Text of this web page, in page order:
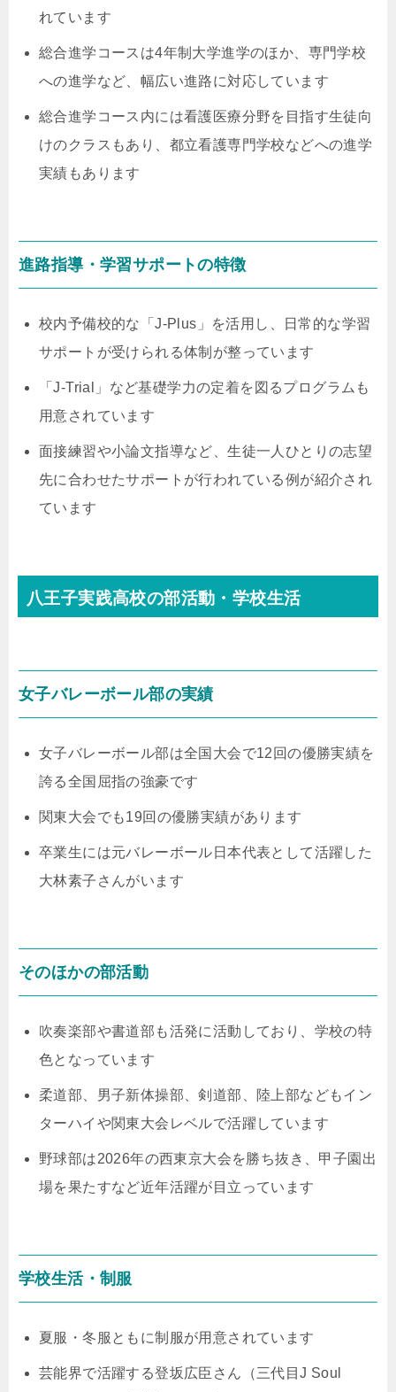
れています
総合進学コースは4年制大学進学のほか、専門学校
への進学など、幅広い進路に対応しています
総合進学コース内には看護医療分野を目指す生徒向
けのクラスもあり、都立看護専門学校などへの進学
実績もあります
進路指導・学習サポートの特徴
校内予備校的な「J-Plus」を活用し、日常的な学習
サポートが受けられる体制が整っています
「J-Trial」など基礎学力の定着を図るプログラムも
用意されています
面接練習や小論文指導など、生徒一人ひとりの志望
先に合わせたサポートが行われている例が紹介され
ています
八王子実践高校の部活動・学校生活
女子バレーボール部の実績
女子バレーボール部は全国大会で12回の優勝実績を
誇る全国屈指の強豪です
関東大会でも19回の優勝実績があります
卒業生には元バレーボール日本代表として活躍した
大林素子さんがいます
そのほかの部活動
吹奏楽部や書道部も活発に活動しており、学校の特
色となっています
柔道部、男子新体操部、剣道部、陸上部などもイン
ターハイや関東大会レベルで活躍しています
野球部は2026年の西東京大会を勝ち抜き、甲子園出
場を果たすなど近年活躍が目立っています
学校生活・制服
夏服・冬服ともに制服が用意されています
芸能界で活躍する登坂広臣さん（三代目J Soul